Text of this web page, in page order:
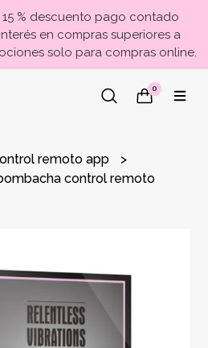
% descuento pago contado
en compras superiores a
solo para compras online.
0
remoto app
control remoto